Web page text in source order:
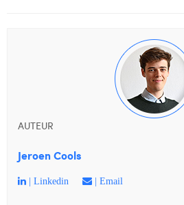
AUTEUR
Jeroen Cools
| Linkedin | Email